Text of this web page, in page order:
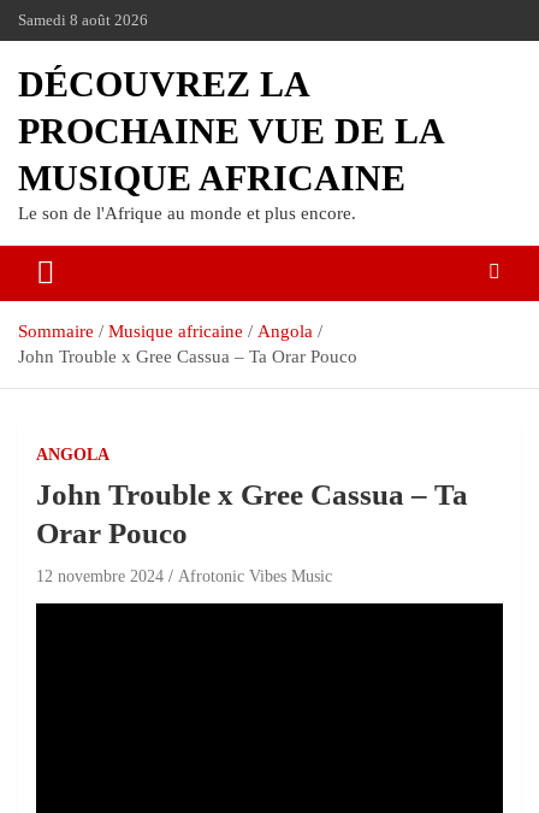
Samedi 8 août 2026
DÉCOUVREZ LA
PROCHAINE VUE DE LA
MUSIQUE AFRICAINE
Le son de l'Afrique au monde et plus encore.
Sommaire Musique africaine
Angola
John Trouble x Gree Cassua – Ta Orar Pouco
ANGOLA
John Trouble x Gree Cassua – Ta
Orar Pouco
12 novembre 2024 Afrotonic Vibes Music